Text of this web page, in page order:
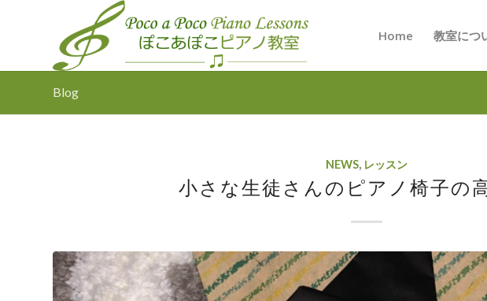
Home 教室につ
Blog
NEWS, レッスン
小さな生徒さんのピアノ椅子の